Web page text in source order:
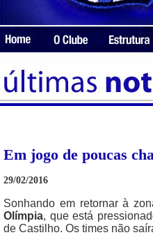
Em jogo de poucas
29/02/2016
Sonhando em retornar à
Olímpia, que está
de Castilho. Os times não